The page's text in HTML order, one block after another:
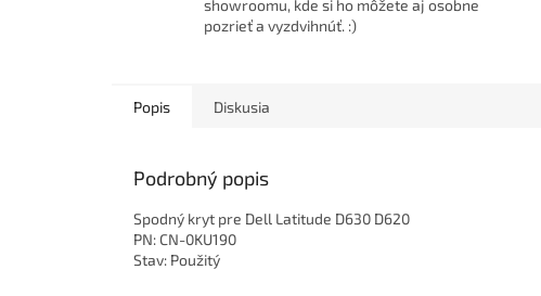
showroomu, kde si ho môžete aj osobne
pozrieť a vyzdvihnúť. :)
Popis Diskusia
Podrobný popis
Spodný kryt pre Dell Latitude D630 D620
PN: CN-0KU190
Stav: Použitý